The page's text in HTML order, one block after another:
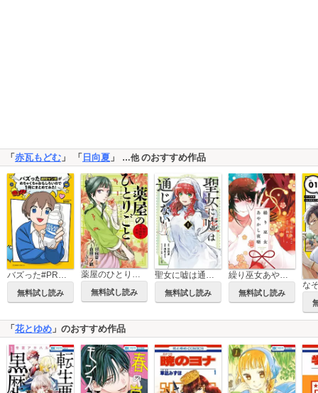
「 赤瓦もどむ 」 「 日向夏 」 …他のおすすめ作品
バズった#PRマンガがめちゃくちゃおもしろいので1冊にまとめてみた！
無料試し読み
薬屋のひとりごと～猫猫の後宮謎解き手帳～
無料試し読み
聖女に嘘は通じない
無料試し読み
繰り巫女あやかし夜噺
無料試し読み
「 花とゆめ 」のおすすめ作品